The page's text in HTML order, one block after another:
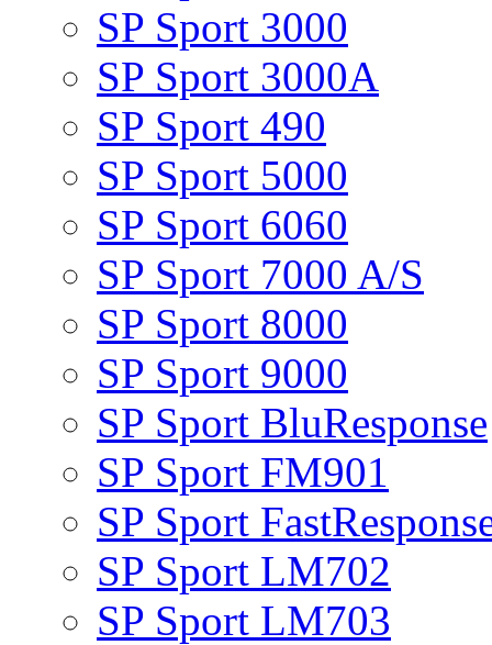
SP Sport 3000
SP Sport 3000A
SP Sport 490
SP Sport 5000
SP Sport 6060
SP Sport 7000 A/S
SP Sport 8000
SP Sport 9000
SP Sport BluResponse
SP Sport FM901
SP Sport
SP Sport LM702
SP Sport LM703